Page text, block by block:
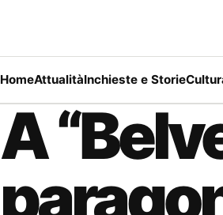
HomeAttualitàInchieste e Storie
A